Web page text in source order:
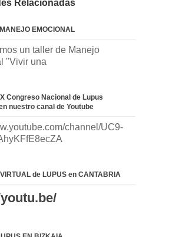
Relacionadas
EMOCIONAL
un taller de Manejo
"Vivir una
Congreso Nacional de Lupus
nuestro canal de Youtube
channel/UC9-
VIRTUAL de LUPUS en CANTABRIA